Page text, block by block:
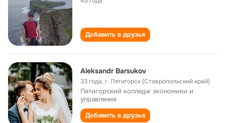
Добавить в друзья
Aleksandr Barsukov
33 года,г. Пятигорск (Ставропольский край)
Пятигорский колледж экономики и
управления
Добавить в друзья